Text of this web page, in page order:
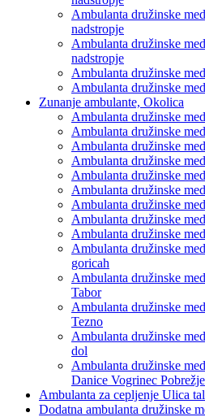
Ambulanta družinske
nadstropje
Ambulanta družinske
nadstropje
Ambulanta družinske
Ambulanta družinske
Zunanje ambulante, Okolica
Ambulanta družinske
Ambulanta družinske
Ambulanta družinske
Ambulanta družinske
Ambulanta družinske
Ambulanta družinske
Ambulanta družinske
Ambulanta družinske
Ambulanta družinske
Ambulanta družinske
goricah
Ambulanta družinske
Tabor
Ambulanta družinske
Tezno
Ambulanta družinske
dol
Ambulanta družinske
Danice Vogrinec Pobrežje
Ambulanta za cepljenje Ulica
Dodatna ambulanta družinske